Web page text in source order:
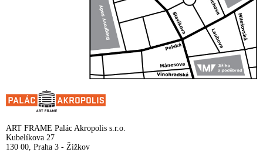
ART FRAME Palác Akropolis s.r.o.
Kubelíkova 27
130 00, Praha 3 - Žižkov